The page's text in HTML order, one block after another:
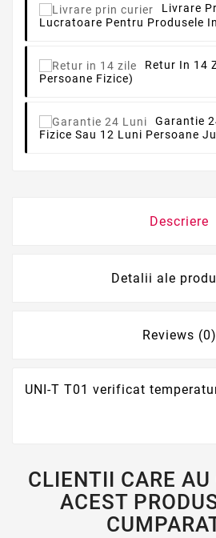
Livrare
Lucratoare Pentru Produsele
Retur In 14
Persoane Fizice)
Garantie
Fizice Sau 12 Luni Persoane
Descriere
Detalii ale
Reviews (0)
UNI-T T01 verificat
CLIENTII CARE
ACEST